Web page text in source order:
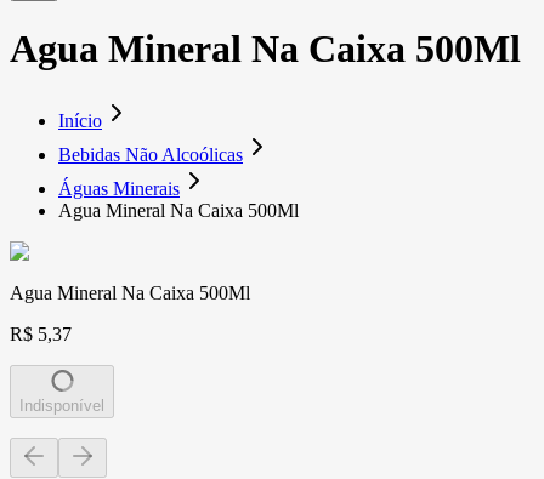
Agua Mineral Na Caixa 500Ml
Início
Bebidas Não Alcoólicas
Águas Minerais
Agua Mineral Na Caixa 500Ml
Agua Mineral Na Caixa 500Ml
R$ 5,37
Indisponível